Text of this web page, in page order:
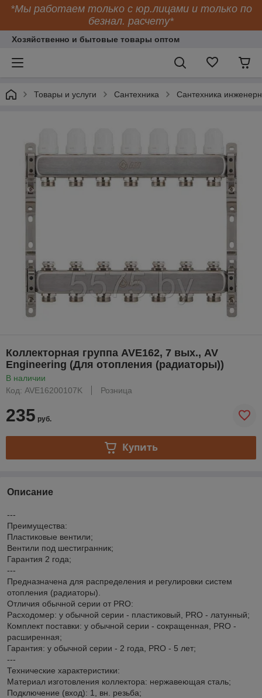
*Мы работаем только с юр.лицами и только по
безнал. расчету*
Хозяйственно и бытовые товары оптом
Товары и услуги Сантехника Сантехника
Коллекторная группа AVE162, 7 вых., AV
Engineering (Для отопления (радиаторы))
В наличии
Код: AVE16200107K
Розница
235 руб.
Купить
Описание
---
Преимущества:
Пластиковые вентили;
Вентили под шестигранник;
Гарантия 2 года;
---
Предназначена для распределения и регулировки систем
отопления (радиаторы).
Отличия обычной серии от PRO:
Расходомер: у обычной серии - пластиковый, PRO - латунный;
Комплект поставки: у обычной серии - сокращенная, PRO -
расширенная;
Гарантия: у обычной серии - 2 года, PRO - 5 лет;
---
Технические характеристики:
Материал изготовления коллектора: нержавеющая сталь;
Подключение (вход): 1, вн. резьба;